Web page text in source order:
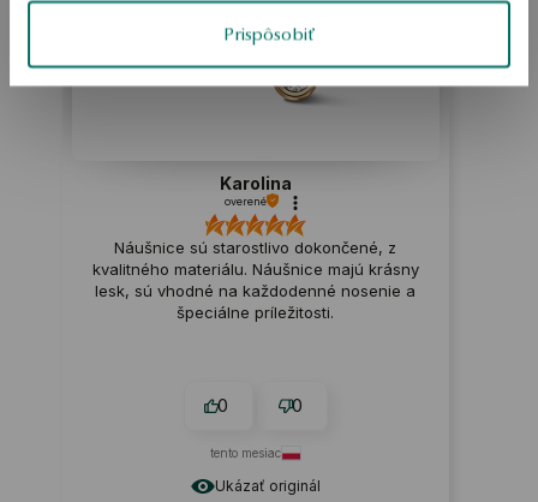
Prispôsobiť
Ukázať originál
Karolina
overené
Náušnice sú starostlivo dokončené, z
kvalitného materiálu. Náušnice majú krásny
lesk, sú vhodné na každodenné nosenie a
špeciálne príležitosti.
0 0
tento mesiac